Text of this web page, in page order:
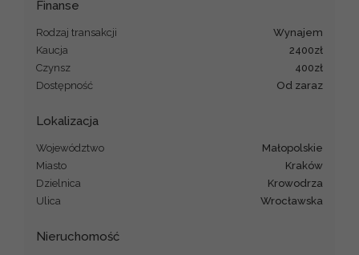
Finanse
Rodzaj transakcji
wynajem
Kaucja
2400zł
Czynsz
400zł
Dostępność
Od zaraz
Lokalizacja
Województwo
małopolskie
Miasto
Kraków
Dzielnica
Krowodrza
Ulica
Wrocławska
Nieruchomość